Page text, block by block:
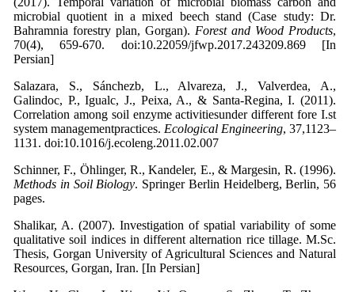
microbial quotient in a mixed beech stand (Case study: Dr.
Bahramnia forestry plan, Gorgan). Forest and Wood Products,
70(4), 659-670. doi:10.22059/jfwp.2017.243209.869 [In
Persian]
Salazara, S., Sánchezb, L., Alvareza, J., Valverdea, A.,
Galindoc, P., Igualc, J., Peixa, A., & Santa-Regina, I. (2011).
Correlation among soil enzyme activitiesunder different fore I.st
system managementpractices. Ecological Engineering, 37,1123–
1131. doi:10.1016/j.ecoleng.2011.02.007
Schinner, F., Öhlinger, R., Kandeler, E., & Margesin, R. (1996).
Methods in Soil Biology. Springer Berlin Heidelberg, Berlin, 56
pages.
Shalikar, A. (2007). Investigation of spatial variability of some
qualitative soil indices in different alternation rice tillage. M.Sc.
Thesis, Gorgan University of Agricultural Sciences and Natural
Resources, Gorgan, Iran. [In Persian]